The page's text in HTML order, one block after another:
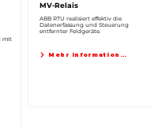
mit
MV-Relais
ABB RTU realisiert effektiv die
Datenerfassung und Steuerung
entfernter Feldgeräte.
Mehr Informationen